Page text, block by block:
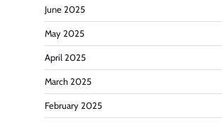
June 2025
May 2025
April 2025
March 2025
February 2025